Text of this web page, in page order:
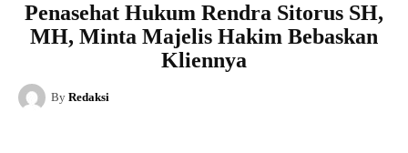
Penasehat Hukum Rendra Sitorus SH,
MH, Minta Majelis Hakim Bebaskan
Kliennya
By Redaksi